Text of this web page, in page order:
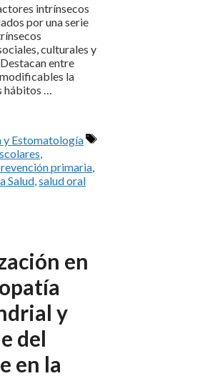
intrínsecos
por una serie
culturales y
entre
la
…
Estomatología
Etiquetas
primaria
Salud salud oral
en
y
del
en la